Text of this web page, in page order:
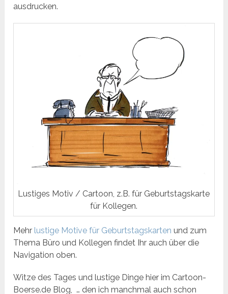
ausdrucken.
Lustiges Motiv / Cartoon, z.B. für Geburtstagskarte
für Kollegen.
Mehr lustige Motive für Geburtstagskarten und zum
Thema Büro und Kollegen findet Ihr auch über die
Navigation oben.
Witze des Tages und lustige Dinge hier im Cartoon-
Boerse.de Blog, … den ich manchmal auch schon